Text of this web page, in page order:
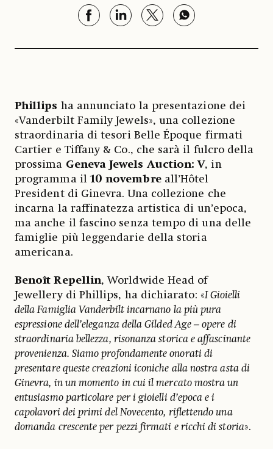
Phillips ha annunciato la presentazione dei
«Vanderbilt Family Jewels», una collezione
straordinaria di tesori Belle Époque firmati
Cartier e Tiffany & Co., che sarà il fulcro della
prossima Geneva Jewels Auction: V, in
programma il10 novembreall’Hôtel
President di Ginevra. Una collezione che
incarna la raffinatezza artistica di un’epoca,
ma anche il fascino senza tempo di una delle
famiglie più leggendarie della storia
americana.
Benoît Repellin, Worldwide Head of
Jewellery di Phillips, ha dichiarato: «I Gioielli
della Famiglia Vanderbilt incarnano la più pura
espressione dell’eleganza della Gilded Age – opere di
straordinaria bellezza, risonanza storica e affascinante
provenienza. Siamo profondamente onorati di
presentare queste creazioni iconiche alla nostra asta di
Ginevra, in un momento in cui il mercato mostra un
entusiasmo particolare per i gioielli d’epoca e i
capolavori dei primi del Novecento, riflettendo una
domanda crescente per pezzi firmati e ricchi di storia».